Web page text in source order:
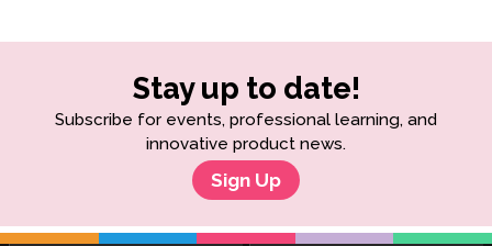
Stay up to date!
Subscribe for events, professional learning, and
innovative product news.
Sign Up